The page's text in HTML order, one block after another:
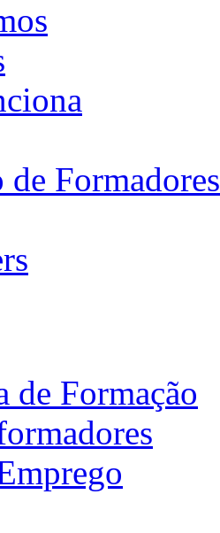
de Formadores
de Formação